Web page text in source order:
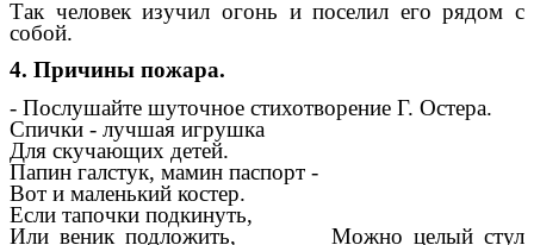
Так человек изучил огонь и поселил его рядом с
собой.
4. Причины пожара.
- Послушайте шуточное стихотворение Г. Остера.
Спички - лучшая игрушка
Для скучающих детей.
Папин галстук, мамин паспорт -
Вот и маленький костер.
Если тапочки подкинуть,
Или веник подложить, Можно целый стул